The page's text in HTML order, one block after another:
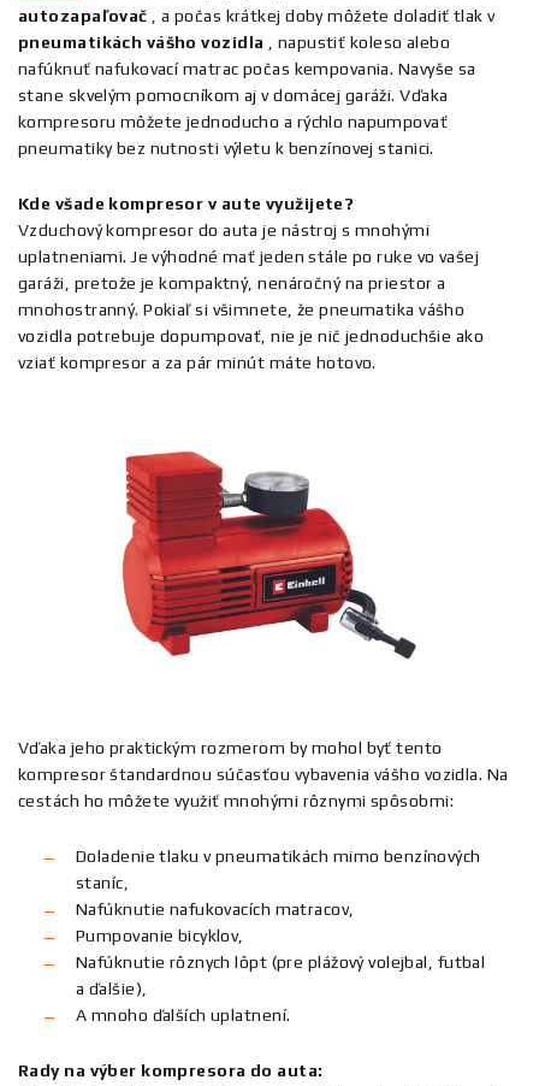
autozapaľovač , a počas krátkej doby môžete doladiť tlak v
pneumatikách vášho vozidla , napustiť koleso alebo
nafúknuť nafukovací matrac počas kempovania. Navyše sa
stane skvelým pomocníkom aj v domácej garáži. Vďaka
kompresoru môžete jednoducho a rýchlo napumpovať
pneumatiky bez nutnosti výletu k benzínovej stanici.
Kde všade kompresor v aute využijete?
Vzduchový kompresor do auta je nástroj s mnohými
uplatneniami. Je výhodné mať jeden stále po ruke vo vašej
garáži, pretože je kompaktný, nenáročný na priestor a
mnohostranný. Pokiaľ si všimnete, že pneumatika vášho
vozidla potrebuje dopumpovať, nie je nič jednoduchšie ako
vziať kompresor a za pár minút máte hotovo.
Vďaka jeho praktickým rozmerom by mohol byť tento
kompresor štandardnou súčasťou vybavenia vášho vozidla. Na
cestách ho môžete využiť mnohými rôznymi spôsobmi:
Doladenie tlaku v pneumatikách mimo benzínových
staníc,
Nafúknutie nafukovacích matracov,
Pumpovanie bicyklov,
Nafúknutie rôznych lôpt (pre plážový volejbal, futbal
a ďalšie),
A mnoho ďalších uplatnení.
Rady na výber kompresora do auta: